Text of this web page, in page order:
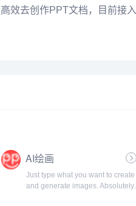
效去创作PPT文档，目前接入
AI绘画
Just type what you want to create
and generate images. Absolutely